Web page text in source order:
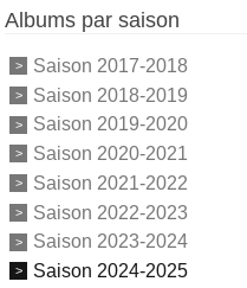
Albums par saison
Saison 2017-2018
Saison 2018-2019
Saison 2019-2020
Saison 2020-2021
Saison 2021-2022
Saison 2022-2023
Saison 2023-2024
Saison 2024-2025